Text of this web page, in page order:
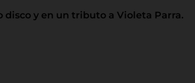
y en un tributo a Violeta Parra.